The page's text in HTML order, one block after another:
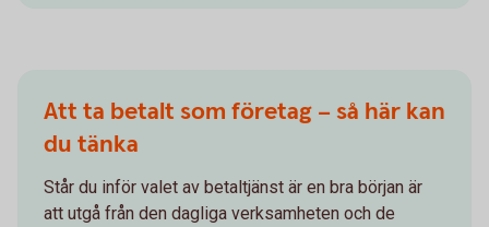
Att ta betalt som företag – så här kan
du tänka
Står du inför valet av betaltjänst är en bra början är
att utgå från den dagliga verksamheten och de